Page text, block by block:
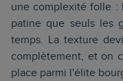
une complexité folle :
patine que seuls les
temps. La texture
complètement, et on
place parmi l'élite